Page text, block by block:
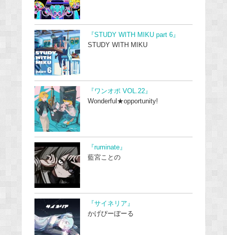
『STUDY WITH MIKU part 6』
STUDY WITH MIKU
『ワンオポ VOL.22』
Wonderful★opportunity!
『ruminate』
藍宮ことの
『サイネリア』
かげぴーぼーる